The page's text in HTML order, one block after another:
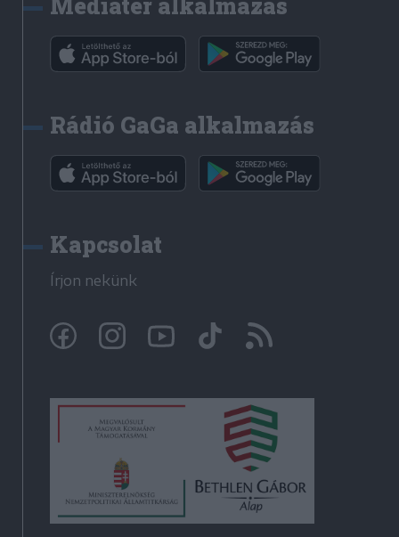
Rádió GaGa alkalmazás
Kapcsolat
Írjon nekünk